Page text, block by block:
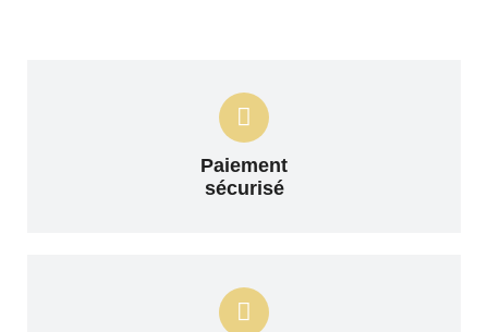
Paiement
sécurisé